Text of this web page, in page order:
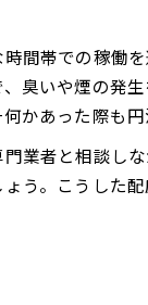
工夫
ント
トーブ活用
法
置配慮
配慮事項
導入手順
ト解説
を築く理由
間帯での稼働
臭いや煙の発
かあった際も円
業者と相談し
う。こうした